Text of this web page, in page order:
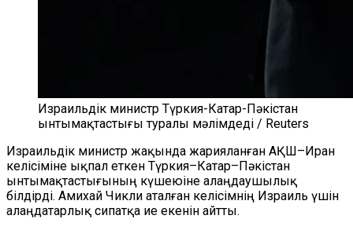
Израильдік министр Түркия-Катар-Пәкістан
ынтымақтастығы туралы мәлімдеді / Reuters
Израильдік министр жақында жарияланған АҚШ–Иран
келісіміне ықпал еткен Түркия–Катар–Пәкістан
ынтымақтастығының күшеюіне алаңдаушылық
білдірді. Амихай Чикли аталған келісімнің Израиль үшін
алаңдатарлық сипатқа ие екенін айтты.